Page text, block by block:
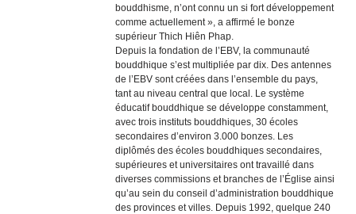
bouddhisme, n’ont connu un si fort développement
comme actuellement », a affirmé le bonze
supérieur Thich Hiên Phap.
Depuis la fondation de l’EBV, la communauté
bouddhique s’est multipliée par dix. Des antennes
de l’EBV sont créées dans l’ensemble du pays,
tant au niveau central que local. Le système
éducatif bouddhique se développe constamment,
avec trois instituts bouddhiques, 30 écoles
secondaires d’environ 3.000 bonzes. Les
diplômés des écoles bouddhiques secondaires,
supérieures et universitaires ont travaillé dans
diverses commissions et branches de l’Église ainsi
qu’au sein du conseil d’administration bouddhique
des provinces et villes. Depuis 1992, quelque 240